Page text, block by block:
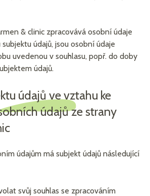
& clinic zpracovává osobní údaje
údajů, jsou osobní údaje
uvedenou v souhlasu, popř. do doby
údajů.
údajů ve vztahu ke
údajů ze strany
údajům má subjekt údajů následující
svůj souhlas se zpracováním